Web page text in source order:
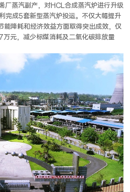
厂蒸汽副产，对HCL合成蒸汽炉进行升级
成5套新型蒸汽炉投运。不仅大幅提升
能降耗和经济效益方面取得突出成效，仅
元，减少标煤消耗及二氧化碳排放量